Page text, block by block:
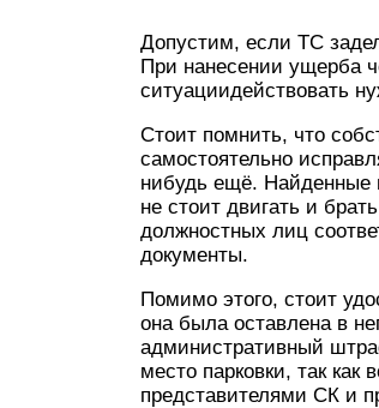
Допустим, если ТС
При нанесении ущерба
ситуациидействовать
Стоит помнить, что
самостоятельно
нибудь ещё. Найденные
не стоит двигать и
должностных лиц
документы.
Помимо этого, стоит
она была оставлена в
административный
место парковки, так
представителями СК и